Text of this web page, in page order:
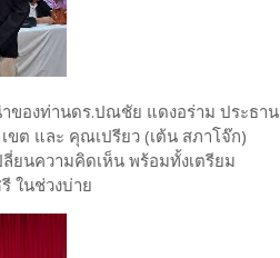
ของท่านดร.ปณชัย แดงอร่าม ประธาน
ต และ คุณเปรียว (เต้น สภาโจ๊ก)
ยนความคิดเห็น พร้อมทั้งเตรียม
ในช่วงบ่าย